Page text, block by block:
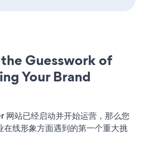
Guesswork of
Your Brand
站已经启动并开始运营，那么您
在线形象方面遇到的第一个重大挑